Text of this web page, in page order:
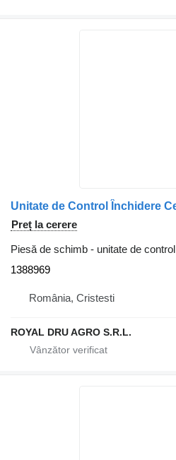
Preț la cerere
Piesă de schimb - unitate de control
1388969
România, Cristesti
ROYAL DRU AGRO S.R.L.